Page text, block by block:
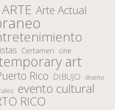
ARTE Arte Actual
Certamen cine
art
Rico DIBUJO diseño
evento cultural
RICO